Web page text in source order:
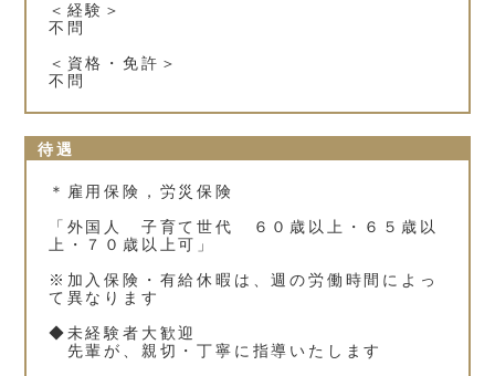
＜経験＞
不問
＜資格・免許＞
不問
待遇
＊雇用保険，労災保険
「外国人 子育て世代 ６０歳以上・６５歳以
上・７０歳以上可」
※加入保険・有給休暇は、週の労働時間によっ
て異なります
◆未経験者大歓迎
先輩が、親切・丁寧に指導いたします